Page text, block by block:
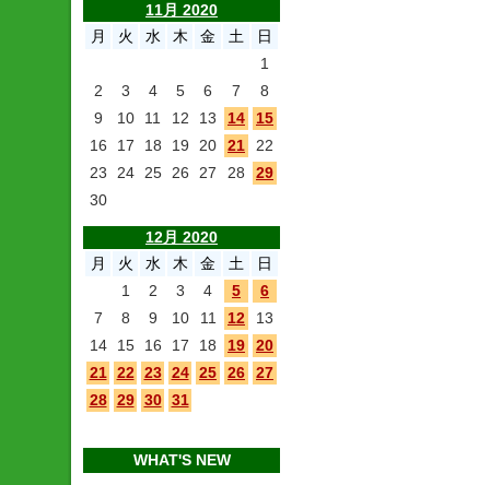
11月 2020
月
火 水 木 金 土
日
1
2
3 4 5 6 7
8
9
10 11 12 13 14
15
16
17 18 19 20 21
22
23
24 25 26 27 28
29
30
12月 2020
月
火 水 木 金 土
日
1
2 3 4 5
6
7
8 9 10 11 12
13
14
15 16 17 18 19
20
21 22 23 24 25 26
27
28 29 30 31
WHAT'S NEW